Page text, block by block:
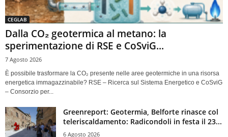
CEGLAB
Dalla CO₂ geotermica al metano: la
sperimentazione di RSE e CoSviG...
7 Agosto 2026
È possibile trasformare la CO₂ presente nelle aree geotermiche in una risorsa
energetica immagazzinabile? RSE – Ricerca sul Sistema Energetico e CoSviG
– Consorzio per...
Greenreport: Geotermia, Belforte rinasce col
teleriscaldamento: Radicondoli in festa il 23...
6 Agosto 2026